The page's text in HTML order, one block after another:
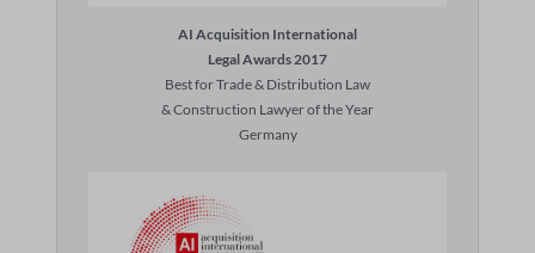
AI Acquisition International
Legal Awards 2017
Best for Trade & Distribution Law
& Construction Lawyer of the Year
Germany